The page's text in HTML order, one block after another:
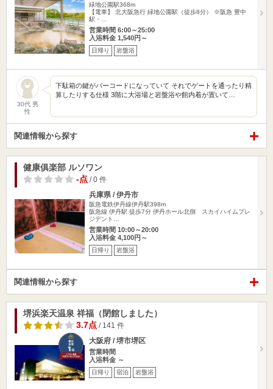
緑地公園駅368m
【電車】 北大阪急行 緑地公園駅（徒歩8分） ※阪急 豊中
駅・…
営業時間 6:00～25:00
入浴料金 1,540円～
日帰り 岩盤浴
30代 男
性
下駄箱の鍵がバーコードになっていて それでゲートを通ったり精
算したりする仕様 3階に大浴場と岩盤浴や館内着が置いて…
関連情報から探す
健康俱楽部 ルソワン
-点 / 0 件
兵庫県 / 伊丹市
阪急電鉄伊丹線伊丹駅398m
阪急線 伊丹駅 徒歩7分 伊丹ホール北側 スカイハイムプレ
ジデント…
営業時間 10:00～20:00
入浴料金 4,100円～
日帰り 岩盤浴
関連情報から探す
堺浜楽天温泉 祥福（閉館しました）
3.7点 / 141 件
大阪府 / 堺市堺区
営業時間
入浴料金 ～
日帰り 宿泊 岩盤浴